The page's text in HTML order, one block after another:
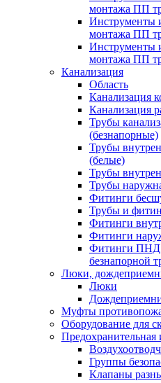
монтажа ПП
Инструменты
монтажа ПП
Инструменты
монтажа ПП
Канализация
Область
Канализация
Канализация
Трубы
(безнапорные)
Трубы
(белые)
Трубы
Трубы
Фитинги
Трубы и
Фитинги
Фитинги
Фитинги ПНД
безнапорной
Люки,
Люки
Муфты
Оборудование для
Предохранительная
Группы
Клапаны